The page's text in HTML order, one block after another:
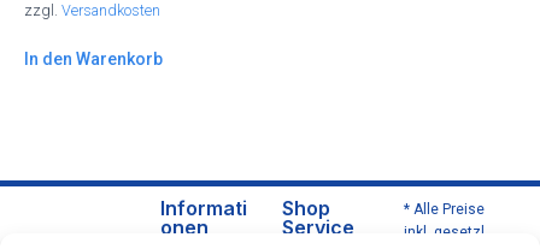
zzgl. Versandkosten
In den Warenkorb
Informati
onen
Shop
Service
* Alle Preise
inkl. gesetzl.